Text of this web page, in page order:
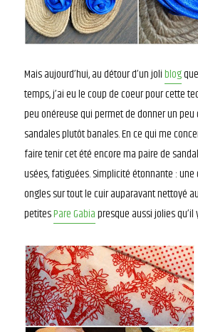
Mais aujourd’hui, au détour d’un joliblog
temps, j’ai eu le coup de coeur pour cette
peu onéreuse qui permet de donner un
sandales plutôt banales. En ce qui me
faire tenir cet été encore ma paire de
usées, fatiguées. Simplicité étonnante :
ongles sur tout le cuir auparavant nettoyé
petitesPare Gabiapresque aussi jolies